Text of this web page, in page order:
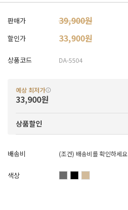
판매가 39,900원
할인가 33,900원
상품코드 DA-5504
예상 최저가
33,900원
상품할인
배송비 (조건) 배송비를 확인하세요
색상